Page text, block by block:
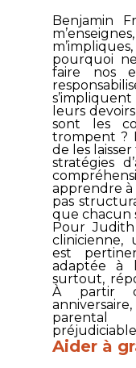
Benjamin
pourquoi
faire nos
s’impliquent
leurs
sont les
trompent ?
de les
stratégies
apprendre à
pas
que chacun
Pour
clinicienne,
est
adaptée à
surtout,
À partir
Aider à